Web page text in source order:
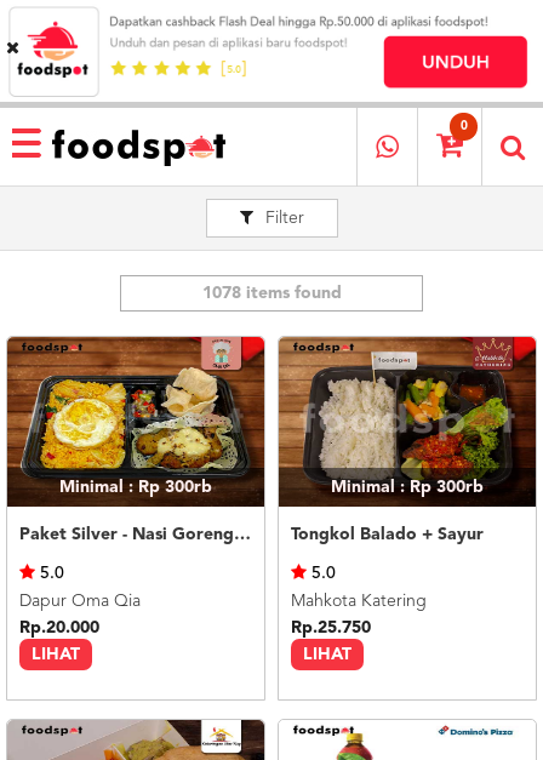
HOME
MENU
RESTAURANT
MEREKA
KATALOG
LOYALTY
PROGRAM
ABOUT
BLOG
TERMS
0
Filter
1078 items found
Minimal : Rp 300rb
Paket Silver - Nasi Goreng Nanas Geprek Mozza
LIHAT
5.0
Dapur Oma Qia
Rp.20.000
Minimal : Rp 300rb
Tongkol Balado + Sayur
LIHAT
5.0
Mahkota Katering
Rp.25.750